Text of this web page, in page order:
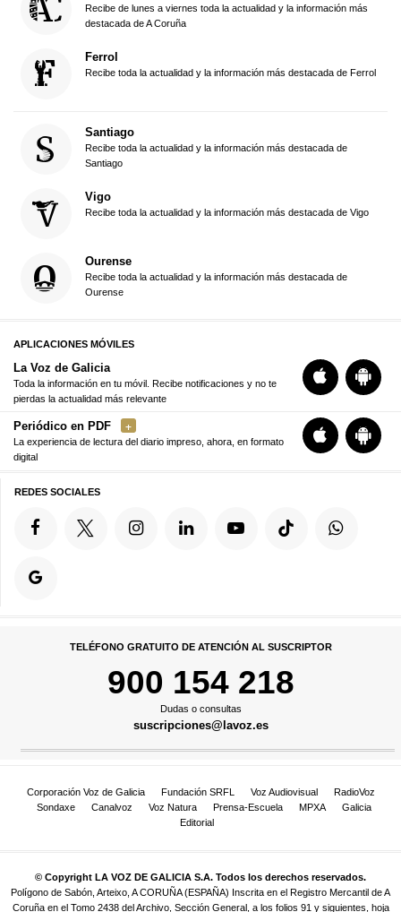
Recibe de lunes a viernes toda la actualidad y la información más
destacada de A Coruña
Ferrol
Recibe toda la actualidad y la información más destacada de Ferrol
Santiago
Recibe toda la actualidad y la información más destacada de
Santiago
Vigo
Recibe toda la actualidad y la información más destacada de Vigo
Ourense
Recibe toda la actualidad y la información más destacada de
Ourense
APLICACIONES MÓVILES
La Voz de Galicia
Toda la información en tu móvil. Recibe notificaciones y no te
pierdas la actualidad más relevante
Periódico en PDF
La experiencia de lectura del diario impreso, ahora, en formato
digital
REDES SOCIALES
TELÉFONO GRATUITO DE ATENCIÓN AL SUSCRIPTOR
900 154 218
Dudas o consultas
suscripciones@lavoz.es
Corporación Voz de Galicia Fundación SRFL Voz Audiovisual
RadioVoz
Sondaxe
Canalvoz Voz Natura Prensa-Escuela MPXA
Galicia
Editorial
© Copyright LA VOZ DE GALICIA S.A. Todos los derechos reservados.
Polígono de Sabón, Arteixo, A CORUÑA (ESPAÑA) Inscrita en el Registro Mercantil de A
Coruña en el Tomo 2438 del Archivo, Sección General, a los folios 91 y siguientes, hoja